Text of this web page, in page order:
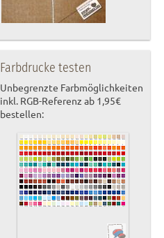
Farbdrucke testen
Unbegrenzte Farbmöglichkeiten
inkl. RGB-Referenz ab 1,95€
bestellen: